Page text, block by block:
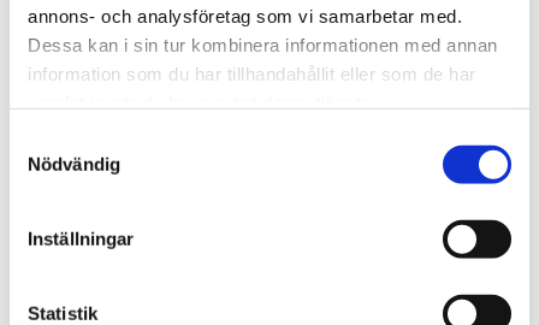
annons- och analysföretag som vi samarbetar med.
Dessa kan i sin tur kombinera informationen med annan
information som du har tillhandahållit eller som de har
Nödvändig
Inställningar
Statistik
Antal
Lagervara
Artikelnr
20251406